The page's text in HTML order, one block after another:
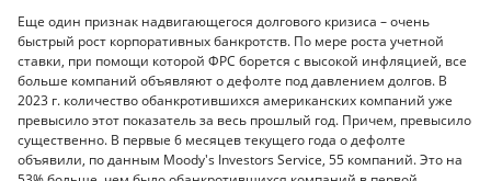
Еще один признак надвигающегося долгового кризиса – очень
быстрый рост корпоративных банкротств. По мере роста учетной
ставки, при помощи которой ФРС борется с высокой инфляцией, все
больше компаний объявляют о дефолте под давлением долгов. В
2023 г. количество обанкротившихся американских компаний уже
превысило этот показатель за весь прошлый год. Причем, превысило
существенно. В первые 6 месяцев текущего года о дефолте
объявили, по данным Moody's Investors Service, 55 компаний. Это на